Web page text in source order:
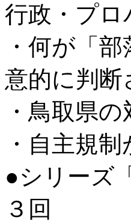
行政・プロ
・何が「
意的に判断
・鳥取県
・自主規
●シリーズ
３回